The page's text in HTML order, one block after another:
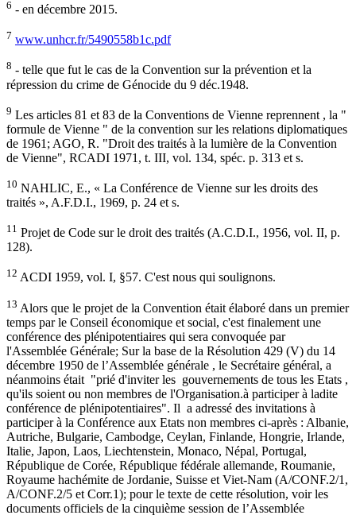
6 - en décembre 2015.
7 www.unhcr.fr/5490558b1c.pdf
8 - telle que fut le cas de la Convention sur la prévention et la
répression du crime de Génocide du 9 déc.1948.
9 Les articles 81 et 83 de la Conventions de Vienne reprennent , la "
formule de Vienne " de la convention sur les relations diplomatiques
de 1961; AGO, R. "Droit des traités à la lumière de la Convention
de Vienne", RCADI 1971, t. III, vol. 134, spéc. p. 313 et s.
10 NAHLIC, E., « La Conférence de Vienne sur les droits des
traités », A.F.D.I., 1969, p. 24 et s.
11 Projet de Code sur le droit des traités (A.C.D.I., 1956, vol. II, p.
128).
12 ACDI 1959, vol. I, §57. C'est nous qui soulignons.
13 Alors que le projet de la Convention était élaboré dans un premier
temps par le Conseil économique et social, c'est finalement une
conférence des plénipotentiaires qui sera convoquée par
l'Assemblée Générale; Sur la base de la Résolution 429 (V) du 14
décembre 1950 de l’Assemblée générale , le Secrétaire général, a
néanmoins était "prié d'inviter les gouvernements de tous les Etats ,
qu'ils soient ou non membres de l'Organisation.à participer à ladite
conférence de plénipotentiaires". Il a adressé des invitations à
participer à la Conférence aux Etats non membres ci-après : Albanie,
Autriche, Bulgarie, Cambodge, Ceylan, Finlande, Hongrie, Irlande,
Italie, Japon, Laos, Liechtenstein, Monaco, Népal, Portugal,
République de Corée, République fédérale allemande, Roumanie,
Royaume hachémite de Jordanie, Suisse et Viet-Nam (A/CONF.2/1,
A/CONF.2/5 et Corr.1); pour le texte de cette résolution, voir les
documents officiels de la cinquième session de l’Assemblée